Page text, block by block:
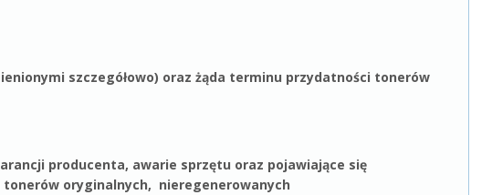
szczegółowo) oraz żąda terminu przydatności tonerów
producenta, awarie sprzętu oraz pojawiające się
oryginalnych, nieregenerowanych